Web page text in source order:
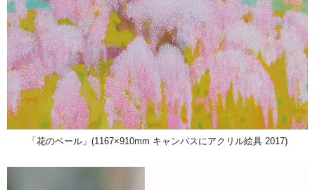
「花のベール」(1167×910mm キャンバスにアクリル絵具 2017)